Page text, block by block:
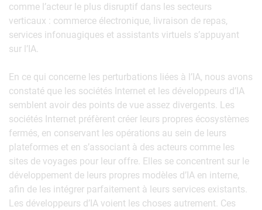
comme l’acteur le plus disruptif dans les secteurs
verticaux : commerce électronique, livraison de repas,
services infonuagiques et assistants virtuels s’appuyant
sur l’IA.
En ce qui concerne les perturbations liées à l’IA, nous avons
constaté que les sociétés Internet et les développeurs d’IA
semblent avoir des points de vue assez divergents. Les
sociétés Internet préfèrent créer leurs propres écosystèmes
fermés, en conservant les opérations au sein de leurs
plateformes et en s’associant à des acteurs comme les
sites de voyages pour leur offre. Elles se concentrent sur le
développement de leurs propres modèles d’IA en interne,
afin de les intégrer parfaitement à leurs services existants.
Les développeurs d’IA voient les choses autrement. Ces